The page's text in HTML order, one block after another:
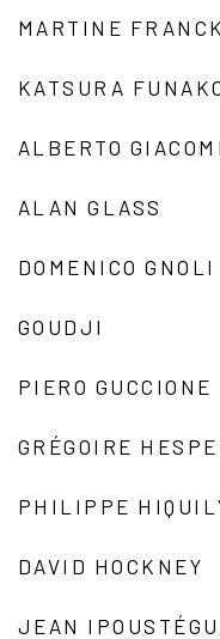
MARTINE FRANCK
KATSURA
ALBERTO
ALAN GLASS
DOMENICO GNOLI
GOUDJI
PIERO GUCCIONE
GRÉGOIRE
PHILIPPE
DAVID HOCKNEY
JEAN